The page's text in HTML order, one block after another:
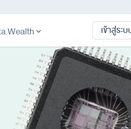
Wealth เข้าสู่ระบ